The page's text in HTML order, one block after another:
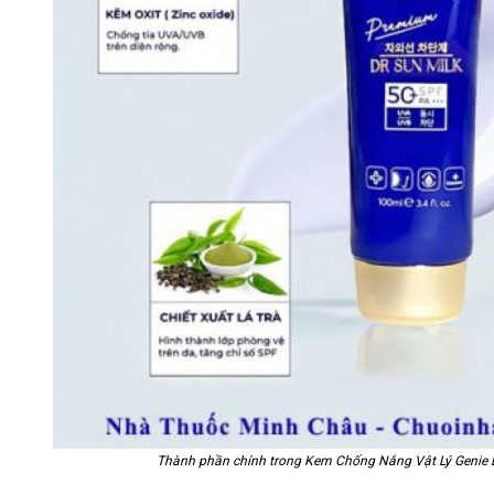
Thành phần chính trong Kem Chống Nắng Vật Lý Genie